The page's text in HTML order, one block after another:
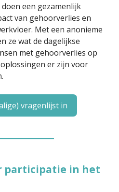
een gezamenlijk
van gehoorverlies en
Met een anonieme
ze wat de dagelijkse
met gehoorverlies op
er zijn voor
vragenlijst in
participatie in het